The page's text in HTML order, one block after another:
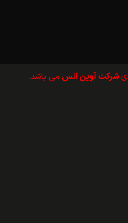
شرکت آوین انس می باشد.